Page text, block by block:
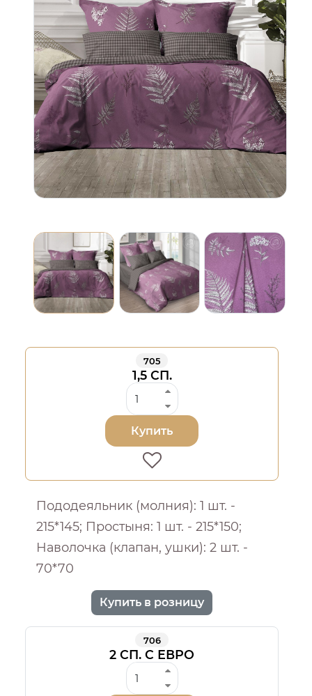
705
1,5 СП.
Купить
Пододеяльник (молния): 1 шт. -
215*145; Простыня: 1 шт. - 215*150;
Наволочка (клапан, ушки): 2 шт. -
70*70
Купить в розницу
706
2 СП. С ЕВРО